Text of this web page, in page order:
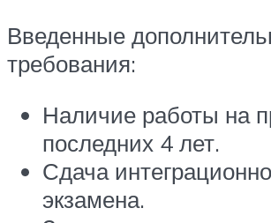
Введенные
требования:
Наличие работы на
последних 4 лет.
Сдача
экзамена.